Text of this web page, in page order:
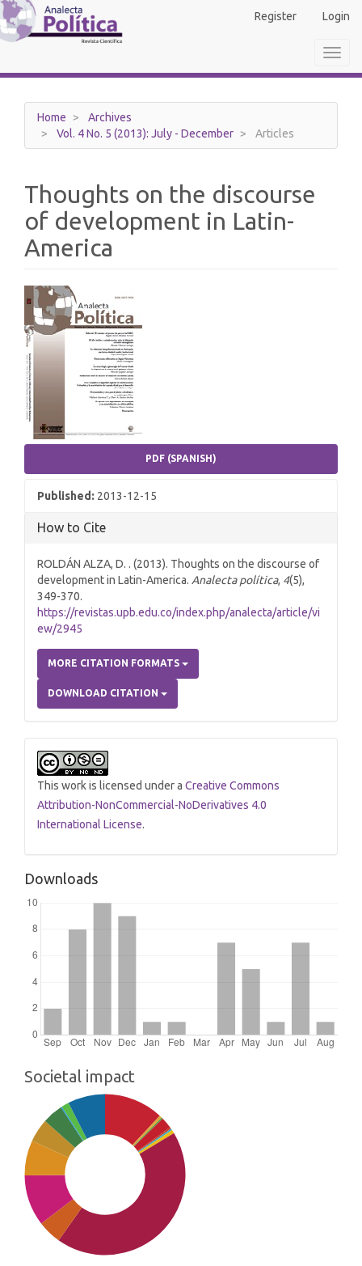
Main
Navigation
Main
Sidebar
Register Login
Home
Archives
Vol. 4 No. 5 (2013): July - December
Articles
Thoughts on the discourse
of development in Latin-
America
Article
Sidebar
PDF (SPANISH)
Published: 2013-12-15
How to Cite
ROLDÁN ALZA, D. . (2013). Thoughts on the discourse of
development in Latin-America. Analecta política, 4(5),
349-370.
https://revistas.upb.edu.co/index.php/analecta/article/vi
ew/2945
MORE CITATION FORMATS
DOWNLOAD CITATION
This work is licensed under a Creative Commons
Attribution-NonCommercial-NoDerivatives 4.0
International License.
Downloads
Societal impact